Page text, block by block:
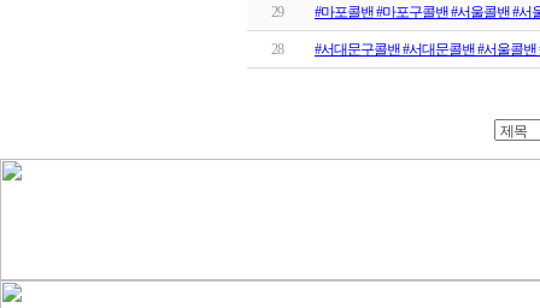
29 #마포콜밴 #마포구콜밴 #서울콜밴 #
28 #서대문구콜밴 #서대문콜밴 #서울콜